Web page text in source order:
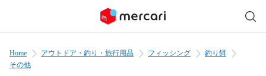
Home アウトドア・釣り・旅行用品 フィッシング
釣り餌
その他